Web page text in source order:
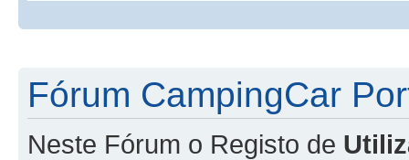
Fórum CampingCar
Neste Fórum o Registo de